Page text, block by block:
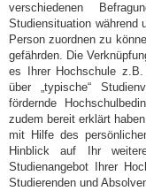
verschiedenen
Studiensituation während
Person zuordnen zu
gefährden. Die
es Ihrer Hochschule z.B.
über „typische“
fördernde
zudem bereit erklärt
mit Hilfe des
Hinblick auf Ihr
Studienangebot Ihrer
Studierenden und